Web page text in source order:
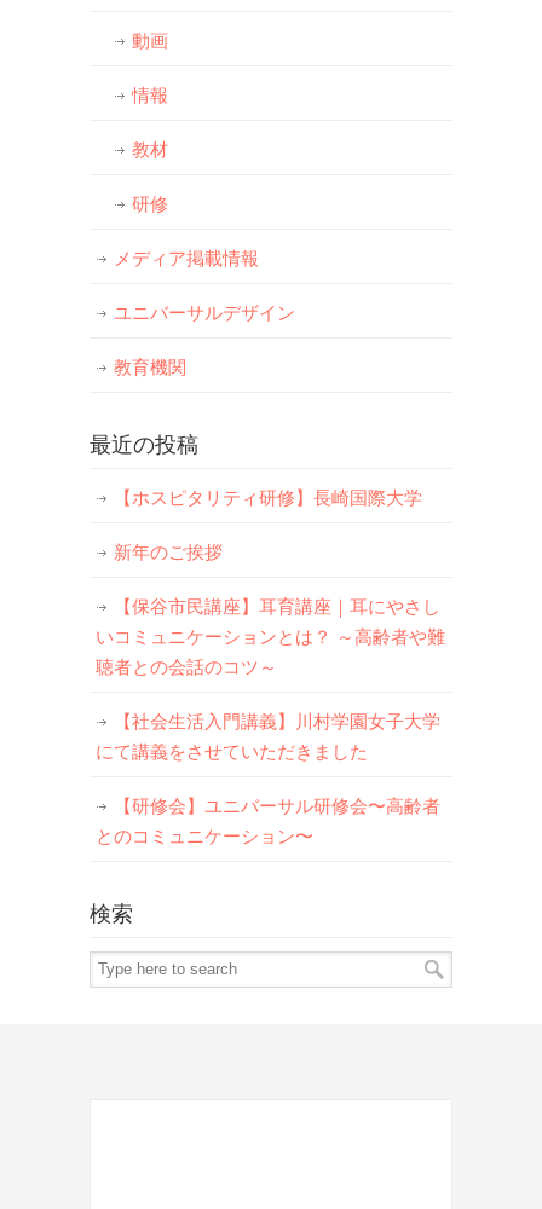
動画
情報
教材
研修
メディア掲載情報
ユニバーサルデザイン
教育機関
最近の投稿
【ホスピタリティ研修】長崎国際大学
新年のご挨拶
【保谷市民講座】耳育講座｜耳にやさし
いコミュニケーションとは？ ～高齢者や難
聴者との会話のコツ～
【社会生活入門講義】川村学園女子大学
にて講義をさせていただきました
【研修会】ユニバーサル研修会〜高齢者
とのコミュニケーション〜
検索